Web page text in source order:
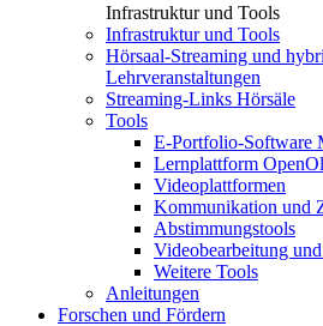
Infrastruktur und Tools
Infrastruktur und Tools
Hörsaal-Streaming und
Lehrveranstaltungen
Streaming-Links Hörsäle
Tools
E-Portfolio-Software
Lernplattform
Videoplattformen
Kommunikation und
Abstimmungstools
Videobearbeitung und
Weitere Tools
Anleitungen
Forschen und Fördern